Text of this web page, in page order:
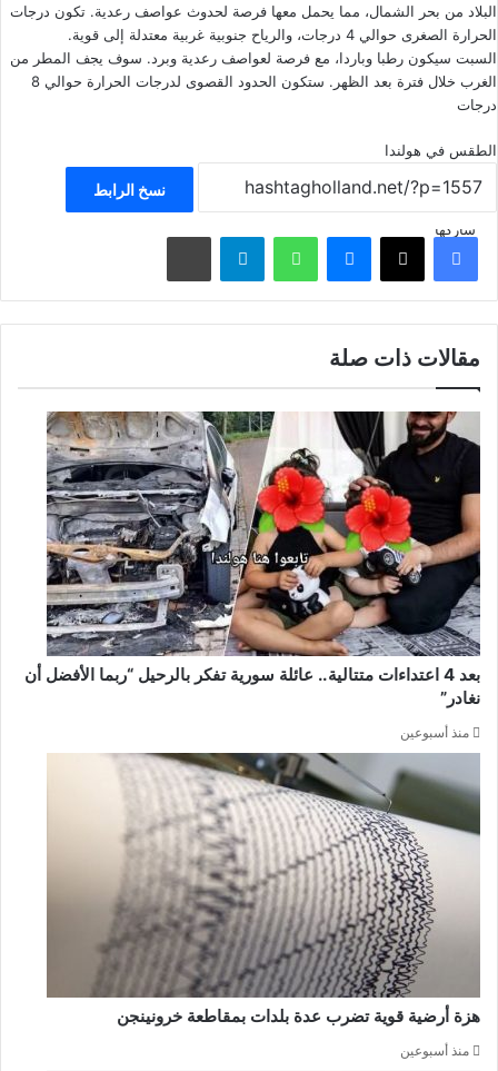
البلاد من بحر الشمال، مما يحمل معها فرصة لحدوث عواصف رعدية. تكون درجات
الحرارة الصغرى حوالي 4 درجات، والرياح جنوبية غربية معتدلة إلى قوية.
السبت سيكون رطبا وباردا، مع فرصة لعواصف رعدية وبرد. سوف يجف المطر من
الغرب خلال فترة بعد الظهر. ستكون الحدود القصوى لدرجات الحرارة حوالي 8
درجات
الطقس في هولندا
نسخ الرابط
شاركهافيسبوك ‫X ماسنجر واتساب تيلقرام مشاركة عبر البريد
مقالات ذات صلة
بعد 4 اعتداءات متتالية.. عائلة سورية تفكر بالرحيل “ربما الأفضل أن
نغادر”
منذ أسبوعين
هزة أرضية قوية تضرب عدة بلدات بمقاطعة خرونينجن
منذ أسبوعين